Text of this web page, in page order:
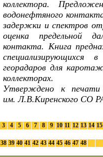
коллектора.
водонефтяного
задержки и спектров
оценка предельной
контакта. Книга
специализирующихся
георадаров для
коллекторах.
Утверждено к
им. Л.В.Киренского СО
3 4 5 6 7 8 9 10 11 12 13 14 15
38 39 40 41 42 43 44 45 46 47 48